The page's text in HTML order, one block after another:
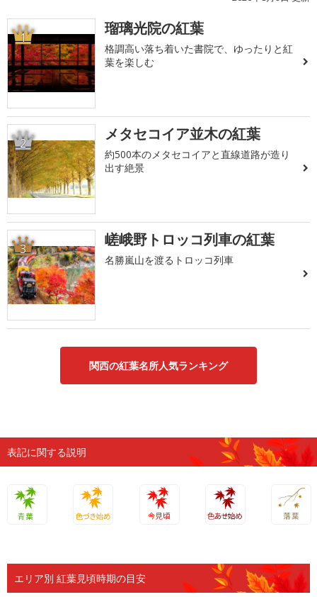
1 瑠璃光院の紅葉
格調高い落ち着いた書院で、ゆったりと紅
葉を楽しむ
2 メタセコイア並木の紅葉
約500本のメタセコイアと直線道路が造り
出す絶景
3 嵯峨野トロッコ列車の紅葉
名勝嵐山を渡るトロッコ列車
関西の紅葉名所人気ランキング
表記に関する説明
エリア別 紅葉見頃時期の目安